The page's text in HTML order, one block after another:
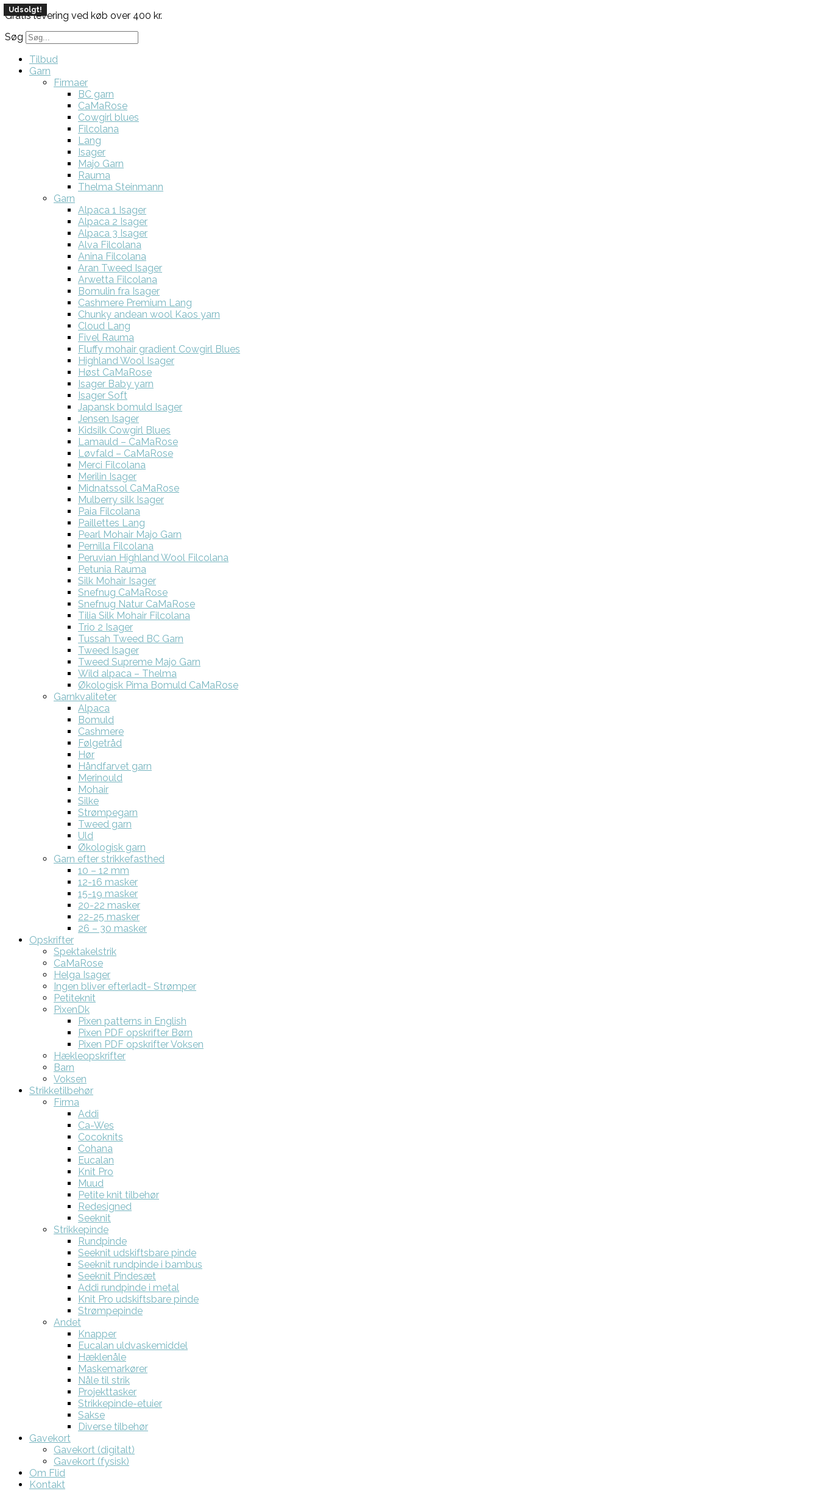
Gratis levering ved køb over 400 kr.
Søg
Tilbud
Garn
Firmaer
BC garn
CaMaRose
Cowgirl blues
Filcolana
Lang
Isager
Majo Garn
Rauma
Thelma Steinmann
Garn
Alpaca 1 Isager
Alpaca 2 Isager
Alpaca 3 Isager
Alva Filcolana
Anina Filcolana
Aran Tweed Isager
Arwetta Filcolana
Bomulin fra Isager
Cashmere Premium Lang
Chunky andean wool Kaos yarn
Cloud Lang
Fivel Rauma
Fluffy mohair gradient Cowgirl Blues
Highland Wool Isager
Høst CaMaRose
Isager Baby yarn
Isager Soft
Japansk bomuld Isager
Jensen Isager
Kidsilk Cowgirl Blues
Lamauld – CaMaRose
Løvfald – CaMaRose
Merci Filcolana
Merilin Isager
Midnatssol CaMaRose
Mulberry silk Isager
Paia Filcolana
Paillettes Lang
Pearl Mohair Majo Garn
Pernilla Filcolana
Peruvian Highland Wool Filcolana
Petunia Rauma
Silk Mohair Isager
Snefnug CaMaRose
Snefnug Natur CaMaRose
Tilia Silk Mohair Filcolana
Trio 2 Isager
Tussah Tweed BC Garn
Tweed Isager
Tweed Supreme Majo Garn
Wild alpaca – Thelma
Økologisk Pima Bomuld CaMaRose
Garnkvaliteter
Alpaca
Bomuld
Cashmere
Følgetråd
Hør
Håndfarvet garn
Merinould
Mohair
Silke
Strømpegarn
Tweed garn
Uld
Økologisk garn
Garn efter strikkefasthed
10 – 12 mm
12-16 masker
15-19 masker
20-22 masker
22-25 masker
26 – 30 masker
Opskrifter
Spektakelstrik
CaMaRose
Helga Isager
Ingen bliver efterladt- Strømper
Petiteknit
PixenDk
Pixen patterns in English
Pixen PDF opskrifter Børn
Pixen PDF opskrifter Voksen
Hækleopskrifter
Barn
Voksen
Strikketilbehør
Firma
Addi
Ca-Wes
Cocoknits
Cohana
Eucalan
Knit Pro
Muud
Petite knit tilbehør
Redesigned
Seeknit
Strikkepinde
Rundpinde
Seeknit udskiftsbare pinde
Seeknit rundpinde i bambus
Seeknit Pindesæt
Addi rundpinde i metal
Knit Pro udskiftsbare pinde
Strømpepinde
Andet
Knapper
Eucalan uldvaskemiddel
Hæklenåle
Maskemarkører
Nåle til strik
Projekttasker
Strikkepinde-etuier
Sakse
Diverse tilbehør
Gavekort
Gavekort (digitalt)
Gavekort (fysisk)
Om Flid
Kontakt
Udsolgt!
Udsolgt!